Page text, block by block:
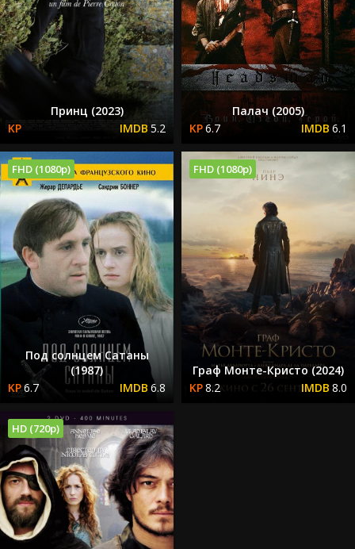
Принц (2023)
5.2
Палач (2005)
6.7
6.1
FHD (1080p)
Под солнцем Сатаны
(1987)
6.7
6.8
FHD (1080p)
Граф Монте-Кристо (2024)
8.2
8.0
HD (720p)